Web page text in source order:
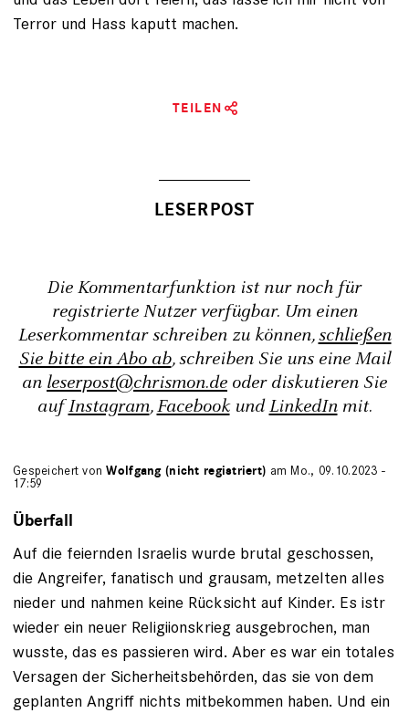
Terror und Hass kaputt machen.
TEILEN
Die Kommentarfunktion ist nur noch für
registrierte Nutzer verfügbar. Um einen
Leserkommentar schreiben zu können,schließen
Sie bitte ein Abo ab, schreiben Sie uns eine Mail
an leserpost@chrismon.de oder diskutieren Sie
aufInstagram,FacebookundLinkedInmit.
Gespeichert vonWolfgang (nicht registriert) am Mo., 09.10.2023 -
17:59
Überfall
Auf die feiernden Israelis wurde brutal geschossen,
die Angreifer, fanatisch und grausam, metzelten alles
nieder und nahmen keine Rücksicht auf Kinder. Es istr
wieder ein neuer Religiionskrieg ausgebrochen, man
wusste, das es passieren wird. Aber es war ein totales
Versagen der Sicherheitsbehörden, das sie von dem
geplanten Angriff nichts mitbekommen haben. Und ein